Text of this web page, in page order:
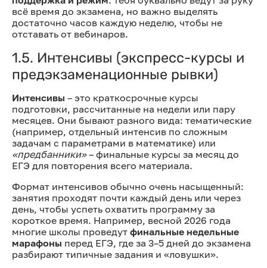
всё время до экзамена, но важно выделять
достаточно часов каждую неделю, чтобы не
отставать от вебинаров.
1.5. Интенсивы (экспресс-курсы и
предэкзаменационные рывки)
Интенсивы – это краткосрочные курсы
подготовки, рассчитанные на недели или пару
месяцев. Они бывают разного вида: тематические
(например, отдельный интенсив по сложным
задачам с параметрами в математике) или
«предбанники»– финальные курсы за месяц до
ЕГЭ для повторения всего материала.
Формат интенсивов обычно очень насыщенный:
занятия проходят почти каждый день или через
день, чтобы успеть охватить программу за
короткое время. Например, весной 2026 года
многие школы проведут финальные недельные
марафоны перед ЕГЭ, где за 3–5 дней до экзамена
разбирают типичные задания и «ловушки».